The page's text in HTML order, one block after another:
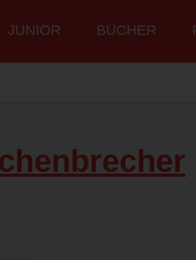
JUNIOR BÜCHER